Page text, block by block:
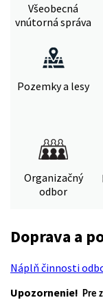
Všeobecná
vnútorná správa
Pozemky a lesy
Organizačný
odbor
Doprava a
Náplň činnosti
Upozornenie! Pre